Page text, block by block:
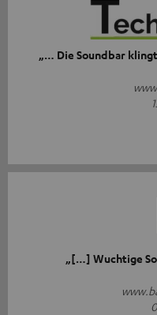
„… Die Soundbar
„[…] Wuchtige